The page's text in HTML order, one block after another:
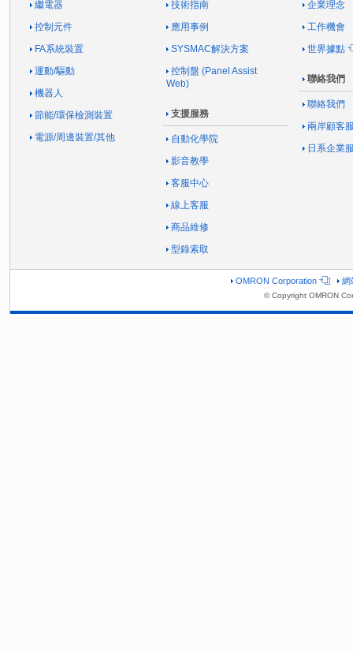
繼電器
控制元件
FA系統裝置
運動/驅動
機器人
節能/環保檢測裝置
電源/周邊裝置/其他
技術指南
應用事例
SYSMAC解決方案
控制盤 (Panel Assist
Web)
支援服務
自動化學院
影音教學
客服中心
線上客服
商品維修
型錄索取
企業理念
工作機會
世界據點
聯絡我們
聯絡我們
兩岸顧客
日系企業
OMRON Corporation 網
© Copyright OMRON